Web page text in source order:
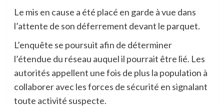
Le mis en cause a été placé en garde à vue dans
l’attente de son déferrement devant le parquet.
L’enquête se poursuit afin de déterminer
l’étendue du réseau auquel il pourrait être lié. Les
autorités appellent une fois de plus la population à
collaborer avec les forces de sécurité en signalant
toute activité suspecte.